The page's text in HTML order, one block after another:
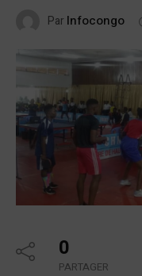
Par Infocongo
0
PARTAGER